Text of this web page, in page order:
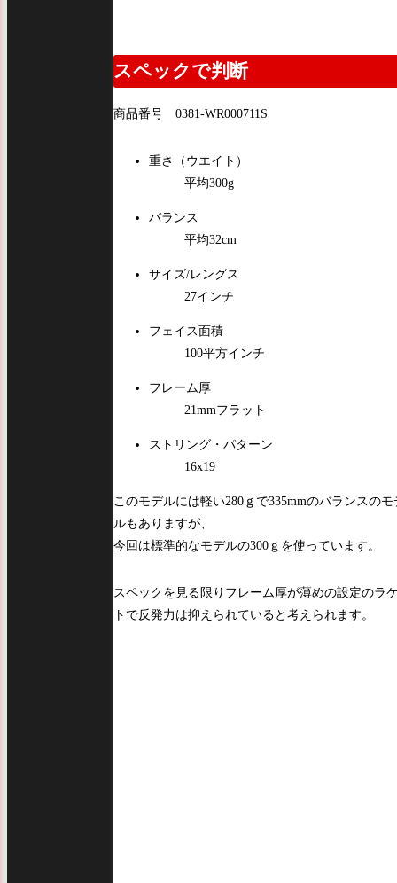
スペックで判断
商品番号 0381-WR000711S
重さ（ウエイト）
平均300g
バランス
平均32cm
サイズ/レングス
27インチ
フェイス面積
100平方インチ
フレーム厚
21mmフラット
ストリング・パターン
16x19
このモデルには軽い280ｇで335mmのバランスのモ
ルもありますが、
今回は標準的なモデルの300ｇを使っています。
スペックを見る限りフレーム厚が薄めの設定のラ
トで反発力は抑えられていると考えられます。